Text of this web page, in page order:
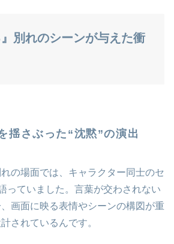
』別れのシーンが与えた衝
揺さぶった“沈黙”の演出
の場面では、キャラクター同士のセ
っていました。言葉が交わされない
画面に映る表情やシーンの構図が重
されているんです。